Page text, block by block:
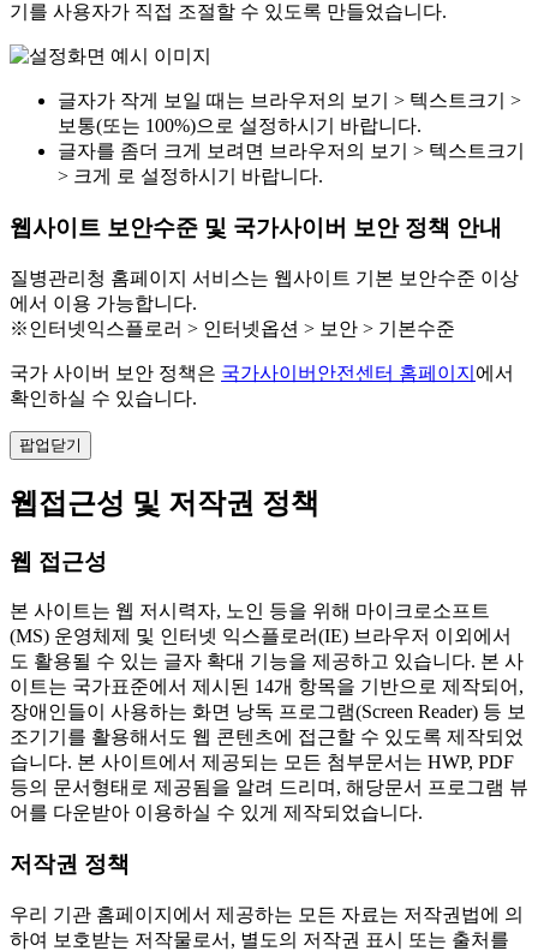
기를 사용자가 직접 조절할 수 있도록 만들었습니다.
글자가 작게 보일 때는 브라우저의 보기 > 텍스트크기 >
보통(또는 100%)으로 설정하시기 바랍니다.
글자를 좀더 크게 보려면 브라우저의 보기 > 텍스트크기
> 크게 로 설정하시기 바랍니다.
웹사이트 보안수준 및 국가사이버 보안 정책 안내
질병관리청 홈페이지 서비스는 웹사이트 기본 보안수준 이상
에서 이용 가능합니다.
※인터넷익스플로러 > 인터넷옵션 > 보안 > 기본수준
국가 사이버 보안 정책은 국가사이버안전센터 홈페이지 에서
확인하실 수 있습니다.
팝업닫기
웹접근성 및 저작권 정책
웹 접근성
본 사이트는 웹 저시력자, 노인 등을 위해 마이크로소프트
(MS) 운영체제 및 인터넷 익스플로러(IE) 브라우저 이외에서
도 활용될 수 있는 글자 확대 기능을 제공하고 있습니다. 본 사
이트는 국가표준에서 제시된 14개 항목을 기반으로 제작되어,
장애인들이 사용하는 화면 낭독 프로그램(Screen Reader) 등 보
조기기를 활용해서도 웹 콘텐츠에 접근할 수 있도록 제작되었
습니다. 본 사이트에서 제공되는 모든 첨부문서는 HWP, PDF
등의 문서형태로 제공됨을 알려 드리며, 해당문서 프로그램 뷰
어를 다운받아 이용하실 수 있게 제작되었습니다.
저작권 정책
우리 기관 홈페이지에서 제공하는 모든 자료는 저작권법에 의
하여 보호받는 저작물로서, 별도의 저작권 표시 또는 출처를